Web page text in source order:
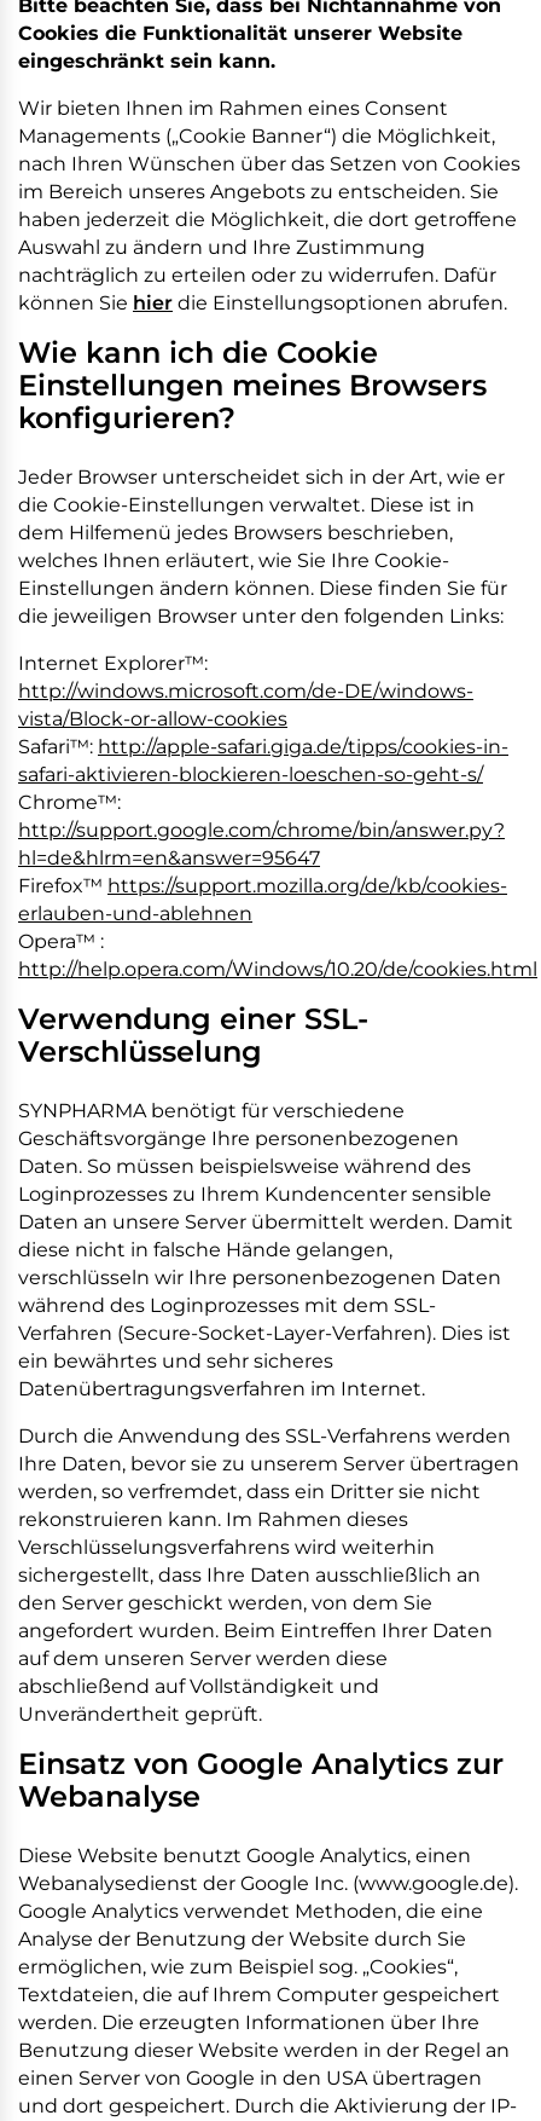
Bitte beachten Sie, dass bei Nichtannahme von
Cookies die Funktionalität unserer Website
eingeschränkt sein kann.
Wir bieten Ihnen im Rahmen eines Consent
Managements („Cookie Banner“) die Möglichkeit,
nach Ihren Wünschen über das Setzen von Cookies
im Bereich unseres Angebots zu entscheiden. Sie
haben jederzeit die Möglichkeit, die dort getroffene
Auswahl zu ändern und Ihre Zustimmung
nachträglich zu erteilen oder zu widerrufen. Dafür
können Sie hier die Einstellungsoptionen abrufen.
Wie kann ich die Cookie
Einstellungen meines Browsers
konfigurieren?
Jeder Browser unterscheidet sich in der Art, wie er
die Cookie-Einstellungen verwaltet. Diese ist in
dem Hilfemenü jedes Browsers beschrieben,
welches Ihnen erläutert, wie Sie Ihre Cookie-
Einstellungen ändern können. Diese finden Sie für
die jeweiligen Browser unter den folgenden Links:
Internet Explorer™:
http://windows.microsoft.com/de-DE/windows-
vista/Block-or-allow-cookies
Safari™: http://apple-safari.giga.de/tipps/cookies-in-
safari-aktivieren-blockieren-loeschen-so-geht-s/
Chrome™:
http://support.google.com/chrome/bin/answer.py?
hl=de&hlrm=en&answer=95647
Firefox™ https://support.mozilla.org/de/kb/cookies-
erlauben-und-ablehnen
Opera™ :
http://help.opera.com/Windows/10.20/de/cookies.html
Verwendung einer SSL-
Verschlüsselung
SYNPHARMA benötigt für verschiedene
Geschäftsvorgänge Ihre personenbezogenen
Daten. So müssen beispielsweise während des
Loginprozesses zu Ihrem Kundencenter sensible
Daten an unsere Server übermittelt werden. Damit
diese nicht in falsche Hände gelangen,
verschlüsseln wir Ihre personenbezogenen Daten
während des Loginprozesses mit dem SSL-
Verfahren (Secure-Socket-Layer-Verfahren). Dies ist
ein bewährtes und sehr sicheres
Datenübertragungsverfahren im Internet.
Durch die Anwendung des SSL-Verfahrens werden
Ihre Daten, bevor sie zu unserem Server übertragen
werden, so verfremdet, dass ein Dritter sie nicht
rekonstruieren kann. Im Rahmen dieses
Verschlüsselungsverfahrens wird weiterhin
sichergestellt, dass Ihre Daten ausschließlich an
den Server geschickt werden, von dem Sie
angefordert wurden. Beim Eintreffen Ihrer Daten
auf dem unseren Server werden diese
abschließend auf Vollständigkeit und
Unverändertheit geprüft.
Einsatz von Google Analytics zur
Webanalyse
Diese Website benutzt Google Analytics, einen
Webanalysedienst der Google Inc. (www.google.de).
Google Analytics verwendet Methoden, die eine
Analyse der Benutzung der Website durch Sie
ermöglichen, wie zum Beispiel sog. „Cookies“,
Textdateien, die auf Ihrem Computer gespeichert
werden. Die erzeugten Informationen über Ihre
Benutzung dieser Website werden in der Regel an
einen Server von Google in den USA übertragen
und dort gespeichert. Durch die Aktivierung der IP-